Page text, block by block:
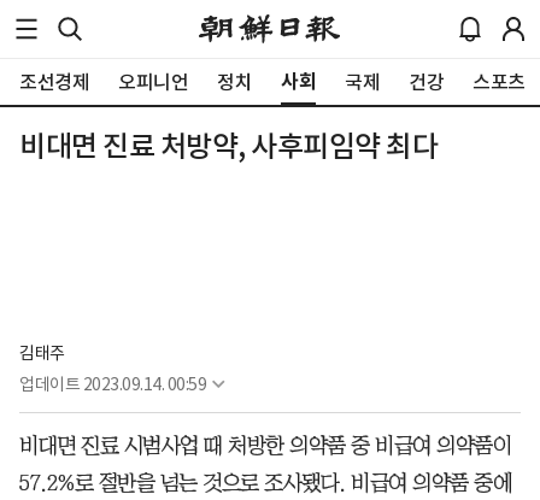
조선경제 오피니언 정치 사회 국제 건강 스포츠
비대면 진료 처방약, 사후피임약 최다
김태주
업데이트 2023.09.14. 00:59
비대면 진료 시범사업 때 처방한 의약품 중 비급여 의약품이
57.2%로 절반을 넘는 것으로 조사됐다. 비급여 의약품 중에